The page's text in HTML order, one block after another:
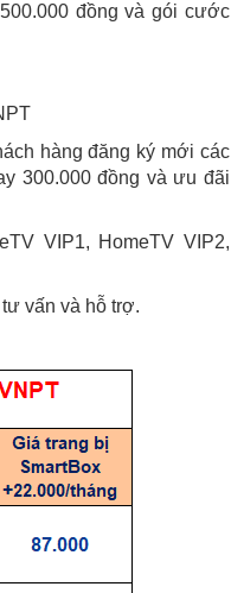
đồng và gói cước
hàng đăng ký mới các
300.000 đồng và ưu đãi
VIP1, HomeTV VIP2,
vấn và hỗ trợ.